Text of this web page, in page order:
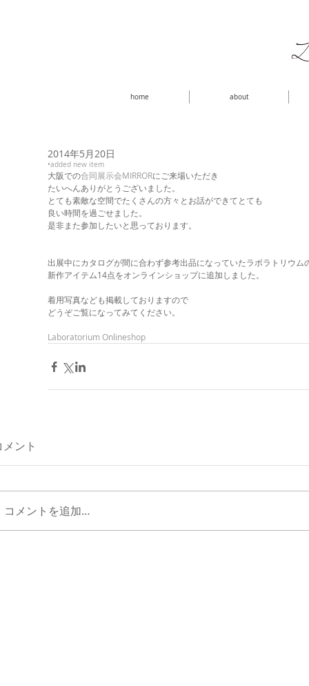
home about
•added new item
2014年5月20日
大阪での合同展示会MIRRORにご来場いただき
たいへんありがとうございました。
とても素敵な空間でたくさんの方々とお話ができてとても
良い時間を過ごせました。
是非また参加したいと思っております。
出展中にカタログが間に合わず参考出品になっていたラボラトリウム
新作アイテム14点をオンラインショップに追加しました。
着用写真なども掲載しておりますので
どうぞご覧になってみてください。
Laboratorium Onlineshop
メント
コメントを追加…